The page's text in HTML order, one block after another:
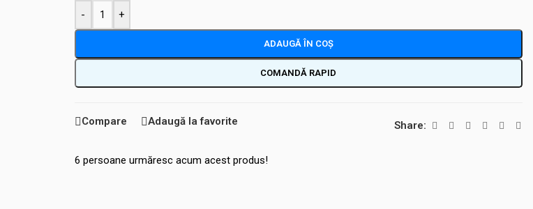
- +
ADAUGĂ ÎN COȘ
COMANDĂ RAPID
Compare Adaugă la favorite Share:
6 persoane urmăresc acum acest produs!